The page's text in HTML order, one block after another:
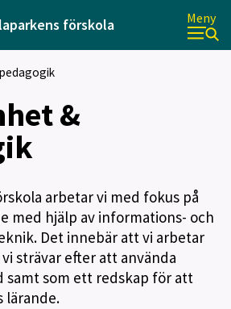
förskola Meny
&
arbetar vi med fokus på
med hjälp av informations- och
Det innebär att vi arbetar
strävar efter att använda
samt som ett redskap för att
lärande.